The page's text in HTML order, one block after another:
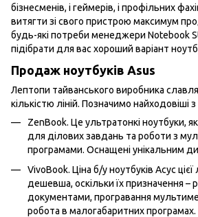
бізнесменів, і геймерів, і профільних
витягти зі свого пристрою максимум
будь-які потреби менеджери Notebook
підібрати для вас хороший варіант
Продаж ноутбуків Asus
Лептопи тайванського виробника
кількістю ліній. Позначимо найходовіші з
ZenBook. Це ультратонкі ноутбуки,
для ділових завдань та роботи з
програмами. Оснащені унікальним
VivoBook. Ціна б/у ноутбуків Асус цієї
дешевша, оскільки їх призначення –
документами, програвання
робота в малогабаритних програмах.